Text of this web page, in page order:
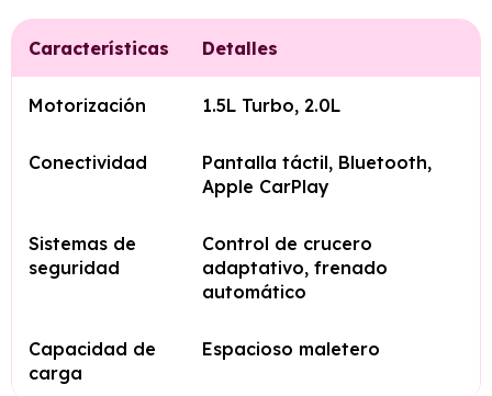
Características Detalles
Motorización 1.5L Turbo, 2.0L
Conectividad
Pantalla táctil, Bluetooth,
Apple CarPlay
Sistemas de
seguridad
Control de crucero
adaptativo, frenado
automático
Capacidad de
carga
Espacioso maletero